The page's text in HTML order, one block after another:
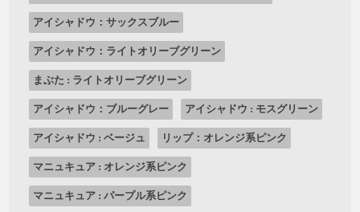
アイシャドウ：サックスブルー
アイシャドウ：ライトオリーブグリーン
まぶた : ライトオリーブグリーン
アイシャドウ：ブルーグレー アイシャドウ : モスグリーン
アイシャドウ : ベージュ リップ：オレンジ系ピンク
マニュキュア : オレンジ系ピンク
マニュキュア : パープル系ピンク